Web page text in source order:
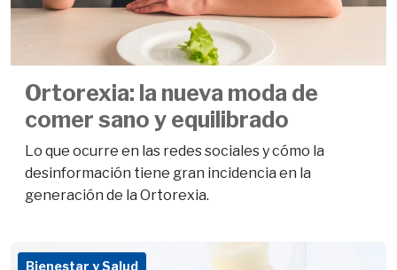
Ortorexia: la nueva moda de
comer sano y equilibrado
Lo que ocurre en las redes sociales y cómo la
desinformación tiene gran incidencia en la
generación de la Ortorexia.
Bienestar y Salud